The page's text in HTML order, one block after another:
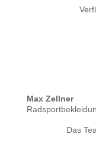
Max Zellner
Das